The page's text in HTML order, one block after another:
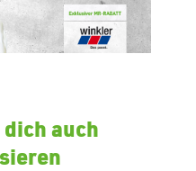
auch